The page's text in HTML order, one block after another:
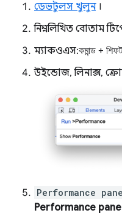
ডেভটুলস খুলুন।
নিম্নলিখিত বোতাম
ম্যাকওএস:কমান্ড + শিফট
উইন্ডোজ, লিনাক্স,
Performance
Performance